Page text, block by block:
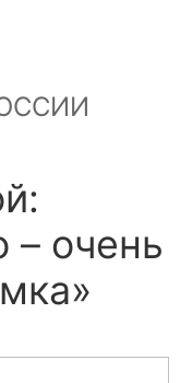
очень